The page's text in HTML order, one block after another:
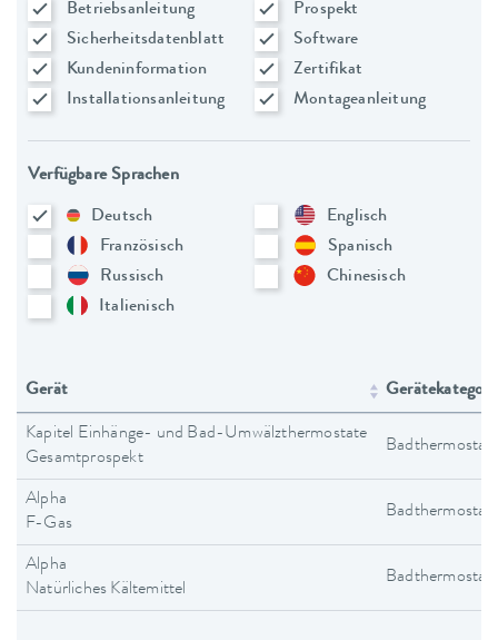
Betriebsanleitung
Prospekt
Sicherheitsdatenblatt
Software
Kundeninformation
Zertifikat
Installationsanleitung
Montageanleitung
Verfügbare Sprachen
Deutsch
Englisch
Französisch
Spanisch
Russisch
Chinesisch
Italienisch
Gerät
Kapitel Einhänge- und Bad-Umwälzthermostate
Gesamtprospekt
Alpha
F-Gas
Alpha
Natürliches Kältemittel